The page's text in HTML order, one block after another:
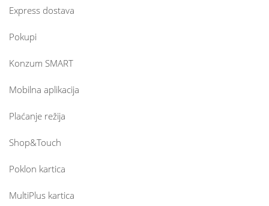
Express dostava
Pokupi
Konzum SMART
Mobilna aplikacija
Plaćanje režija
Shop&Touch
Poklon kartica
MultiPlus kartica